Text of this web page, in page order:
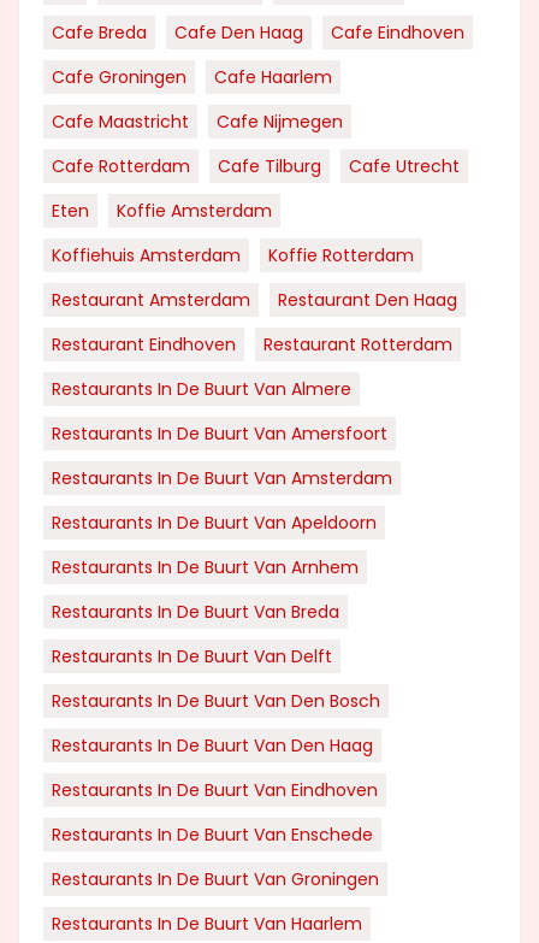
Cafe Breda Cafe Den Haag
Cafe Eindhoven
Cafe Groningen
Cafe Haarlem
Cafe Maastricht
Cafe Nijmegen
Cafe Rotterdam
Cafe Tilburg
Cafe Utrecht
Eten
Koffie Amsterdam
Koffiehuis Amsterdam
Koffie Rotterdam
Restaurant Amsterdam
Restaurant Den Haag
Restaurant Eindhoven
Restaurant Rotterdam
Restaurants In De Buurt Van Almere
Restaurants In De Buurt Van Amersfoort
Restaurants In De Buurt Van Amsterdam
Restaurants In De Buurt Van Apeldoorn
Restaurants In De Buurt Van Arnhem
Restaurants In De Buurt Van Breda
Restaurants In De Buurt Van Delft
Restaurants In De Buurt Van Den Bosch
Restaurants In De Buurt Van Den Haag
Restaurants In De Buurt Van Eindhoven
Restaurants In De Buurt Van Enschede
Restaurants In De Buurt Van Groningen
Restaurants In De Buurt Van Haarlem